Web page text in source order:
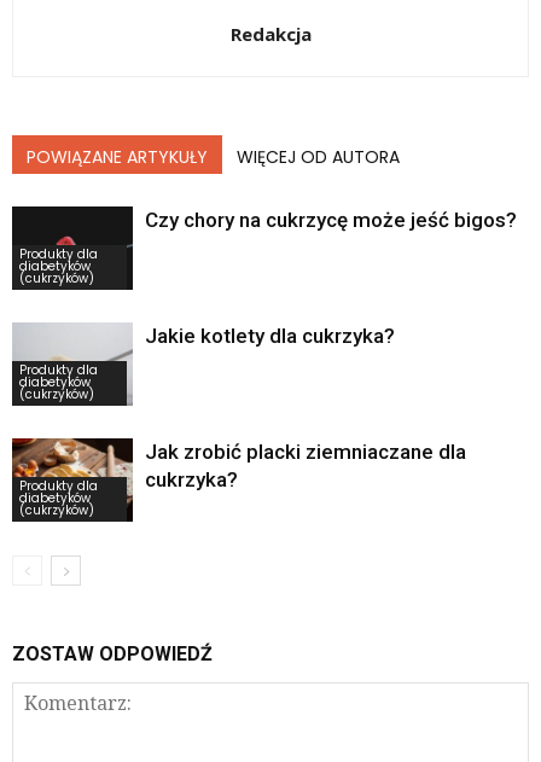
Redakcja
POWIĄZANE ARTYKUŁY WIĘCEJ OD AUTORA
Produkty dla
diabetyków
(cukrzyków)
Czy chory na cukrzycę może jeść bigos?
Produkty dla
diabetyków
(cukrzyków)
Jakie kotlety dla cukrzyka?
Produkty dla
diabetyków
(cukrzyków)
Jak zrobić placki ziemniaczane dla
cukrzyka?
ZOSTAW ODPOWIEDŹ